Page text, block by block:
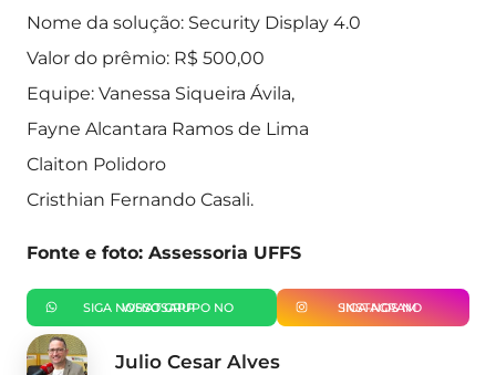
Nome da solução: Security Display 4.0
Valor do prêmio: R$ 500,00
Equipe: Vanessa Siqueira Ávila,
Fayne Alcantara Ramos de Lima
Claiton Polidoro
Cristhian Fernando Casali.
Fonte e foto: Assessoria UFFS
SIGA NOSSO GRUPO NO WHATSAPP SIGA-NOS NO INSTAGRAM
Julio Cesar Alves